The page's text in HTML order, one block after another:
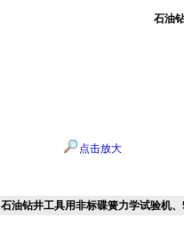
石油
点击放大
石油钻井工具用非标碟簧力学试验机